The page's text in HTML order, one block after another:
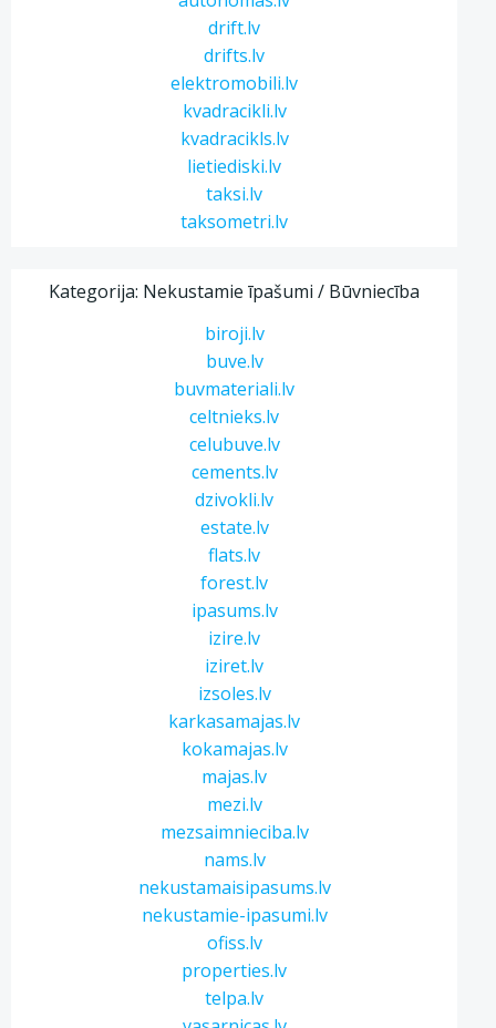
drift.lv
drifts.lv
elektromobili.lv
kvadracikli.lv
kvadracikls.lv
lietiediski.lv
taksi.lv
taksometri.lv
Kategorija: Nekustamie īpašumi / Būvniecība
biroji.lv
buve.lv
buvmateriali.lv
celtnieks.lv
celubuve.lv
cements.lv
dzivokli.lv
estate.lv
flats.lv
forest.lv
ipasums.lv
izire.lv
iziret.lv
izsoles.lv
karkasamajas.lv
kokamajas.lv
majas.lv
mezi.lv
mezsaimnieciba.lv
nams.lv
nekustamaisipasums.lv
nekustamie-ipasumi.lv
ofiss.lv
properties.lv
telpa.lv